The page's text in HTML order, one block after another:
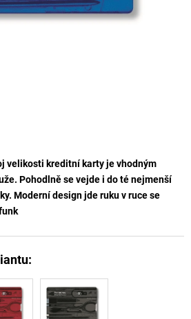
velikosti kreditní karty je vhodným
Pohodlně se vejde i do té nejmenší
Moderní design jde ruku v ruce se